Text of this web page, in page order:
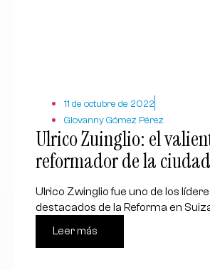
11 de octubre de 2022
Giovanny Gómez Pérez
Ulrico Zuinglio: el
reformador de la
Ulrico Zwinglio fue uno de los
destacados de la Reforma en
Leer más